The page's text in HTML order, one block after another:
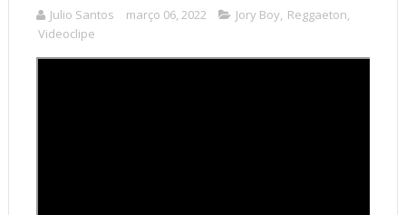
Julio Santos março 06, 2022 Jory Boy, Reggaeton,
Videoclipe